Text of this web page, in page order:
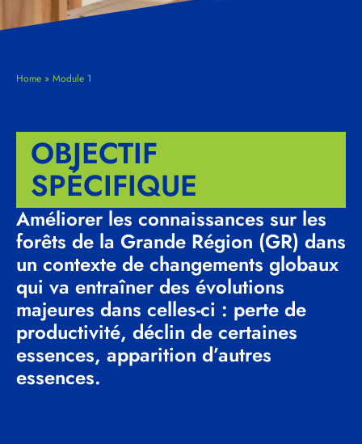
Home » Module 1
OBJECTIF
SPÉCIFIQUE
Améliorer les connaissances sur les
forêts de la Grande Région (GR) dans
un contexte de changements globaux
qui va entraîner des évolutions
majeures dans celles-ci : perte de
productivité, déclin de certaines
essences, apparition d’autres
essences.